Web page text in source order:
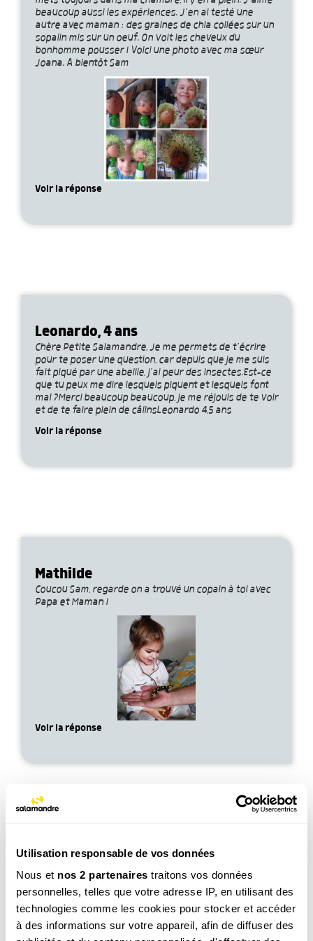
Utilisation responsable de vos données
Nous et nos 2 partenaires traitons vos données
personnelles, telles que votre adresse IP, en utilisant des
technologies comme les cookies pour stocker et accéder
à des informations sur votre appareil, afin de diffuser des
beaucoup aussi les expériences. J’en ai testé une
autre avec maman : des graines de chia collées sur un
sopalin mis sur un oeuf. On voit les cheveux du
bonhomme pousser ! Voici une photo avec ma sœur
Joana. A bientôt Sam
Voir la réponse
Leonardo, 4 ans
Chère Petite Salamandre, Je me permets de t’écrire
pour te poser une question, car depuis que je me suis
fait piqué par une abeille, j’ai peur des insectes.Est-ce
que tu peux me dire lesquels piquent et lesquels font
mal ?Merci beaucoup beaucoup, je me réjouis de te voir
et de te faire plein de câlinsLeonardo 4,5 ans
Voir la réponse
Mathilde
Coucou Sam, regarde on a trouvé un copain à toi avec
Papa et Maman !
Voir la réponse
Léo, 6 ans
Est-ce que les fourmis elles dorment ?
Voir la réponse